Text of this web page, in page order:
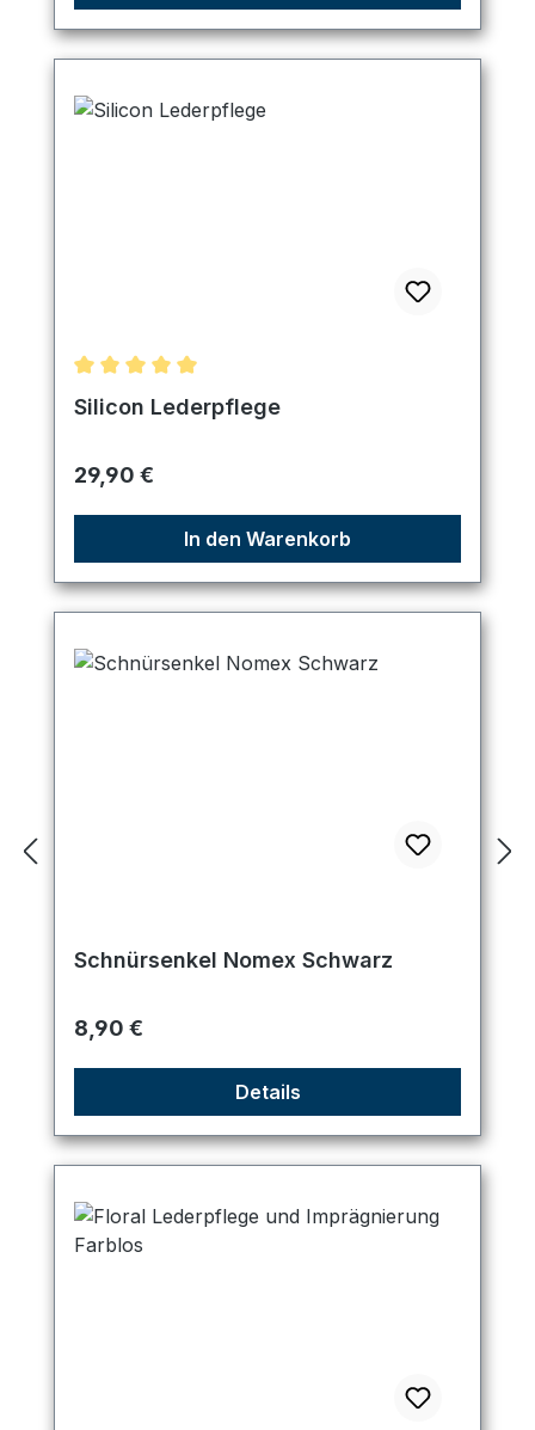
Durchschnittliche Bewertung von 5 von 5 Sternen
Silicon Lederpflege
Regulärer Preis:
29,90 €
In den Warenkorb
Schnürsenkel Nomex Schwarz
Regulärer Preis:
8,90 €
Details